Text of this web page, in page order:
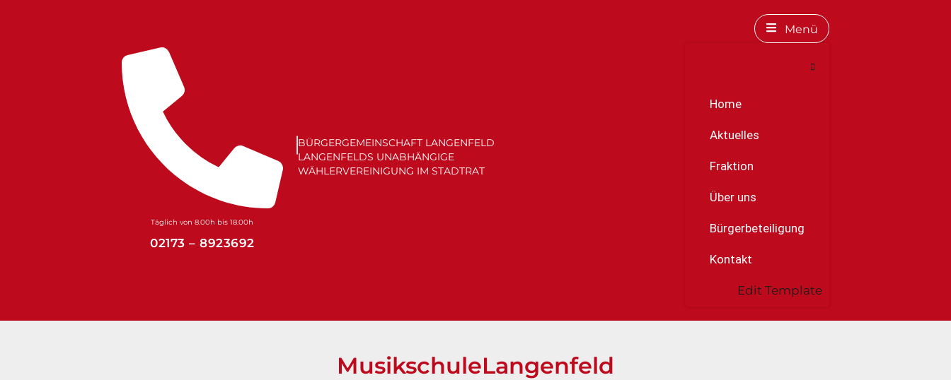
Täglich von 8.00h bis 18.00h
02173 – 8923692
BÜRGERGEMEINSCHAFT LANGENFELD
LANGENFELDS UNABHÄNGIGE
WÄHLERVEREINIGUNG IM STADTRAT
Menü
Home
Aktuelles
Fraktion
Über uns
Bürgerbeteiligung
Kontakt
Edit Template
MusikschuleLangenfeld